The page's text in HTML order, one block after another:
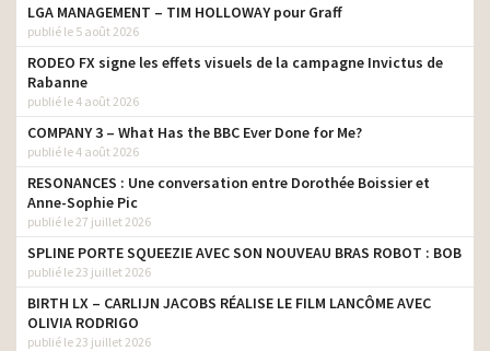
LGA MANAGEMENT – TIM HOLLOWAY pour Graff
publié le 5 août 2026
RODEO FX signe les effets visuels de la campagne Invictus de
Rabanne
publié le 4 août 2026
COMPANY 3 – What Has the BBC Ever Done for Me?
publié le 4 août 2026
RESONANCES : Une conversation entre Dorothée Boissier et
Anne-Sophie Pic
publié le 27 juillet 2026
SPLINE PORTE SQUEEZIE AVEC SON NOUVEAU BRAS ROBOT : BOB
publié le 23 juillet 2026
BIRTH LX – CARLIJN JACOBS RÉALISE LE FILM LANCÔME AVEC
OLIVIA RODRIGO
publié le 23 juillet 2026